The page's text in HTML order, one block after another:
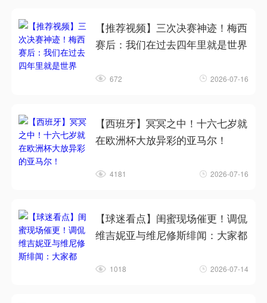
【推荐视频】三次决赛神迹！梅西
赛后：我们在过去四年里就是世界
672 2026-07-16
【西班牙】冥冥之中！十六七岁就
在欧洲杯大放异彩的亚马尔！
4181 2026-07-16
【球迷看点】闺蜜现场催更！调侃
维吉妮亚与维尼修斯绯闻：大家都
1018 2026-07-14